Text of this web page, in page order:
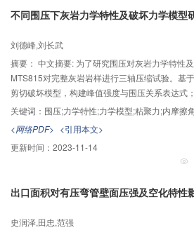
环次数呈对数曲线形式降低，内摩擦角呈线性降
响较为显著。
不同围压下灰岩力学特性及破坏力学模型
刘德峰,刘长武
摘要： 中文摘要: 为了研究围压对灰岩力学特性
MTS815对完整灰岩岩样进行三轴压缩试验。基
剪切破坏模型，构建峰值强度与围压关系表达式
模型对岩石剪切强度参数值（粘聚力与内摩擦角
样弹性模量、抗压强度及残余强度均随围压升
非线性相关；当岩样最终破坏时，环向应变与轴
数降低；一定围压范围内，岩石抗压强度受剪切
拉剪切模型确定岩石剪切强度参数值随破裂角增
关键词： 围压;力学特性;力学模型;粘聚力;内摩擦角
<网络PDF> <引用本文>
更新时间： 2023-11-14
出口面积对有压弯管壁面压强及空化特性
史润泽,田忠,范强